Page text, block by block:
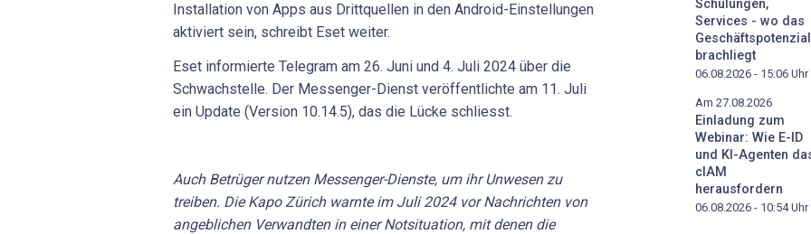
Installation von Apps aus Drittquellen in den Android-Einstellungen
aktiviert sein, schreibt Eset weiter.
Eset informierte Telegram am 26. Juni und 4. Juli 2024 über die
Schwachstelle. Der Messenger-Dienst veröffentlichte am 11. Juli
ein Update (Version 10.14.5), das die Lücke schliesst.
Auch Betrüger nutzen Messenger-Dienste, um ihr Unwesen zu
treiben. Die Kapo Zürich warnte im Juli 2024 vor Nachrichten von
angeblichen Verwandten in einer Notsituation, mit denen die
Schulungen,
Services - wo das
Geschäftspotenzial
brachliegt
06.08.2026 - 15:06 Uhr
Am 27.08.2026
Einladung zum
Webinar: Wie E-ID
und KI-Agenten
cIAM
herausfordern
06.08.2026 - 10:54Uhr